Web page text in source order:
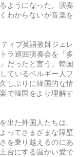
ようになった。演奏
わからないが音楽を
ィブ英語教師ジェレ
ラ巡回演奏会を「多
だったと言う。韓国
ているベルギー人フ
しぶりに韓国的な情
で韓国をより理解す
出た外国人たちは、
ってさまざまな障壁
を乗り越えるのにあ
台にする温かい愛で